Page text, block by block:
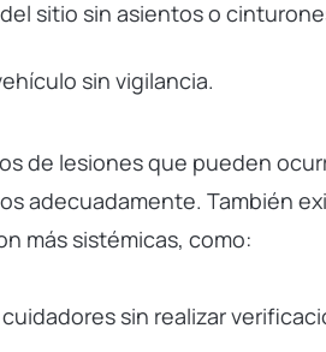
sitio sin asientos o
sin vigilancia.
de lesiones que pueden
adecuadamente. También
más sistémicas, como:
sin realizar